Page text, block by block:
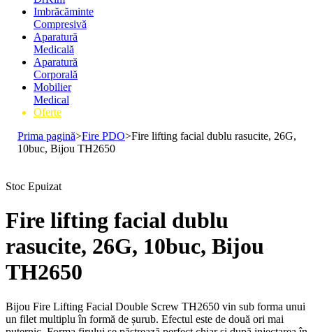
Imbrăcăminte
Compresivă
Aparatură
Medicală
Aparatură
Corporală
Mobilier
Medical
Oferte
Prima pagină>Fire PDO>Fire lifting facial dublu rasucite, 26G,
10buc, Bijou TH2650
Stoc Epuizat
Fire lifting facial dublu
rasucite, 26G, 10buc, Bijou
TH2650
Bijou Fire Lifting Facial Double Screw TH2650 vin sub forma unui
un filet multiplu în formă de șurub. Efectul este de două ori mai